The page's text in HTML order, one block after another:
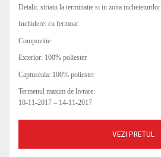
Detalii: striatii la terminatie si in zona incheieturilor
Inchidere: cu fermoar
Compozitie
Exterior: 100% poliester
Captuseala: 100% poliester
Termenul maxim de livrare:
10-11-2017 – 14-11-2017
VEZI PRETUL